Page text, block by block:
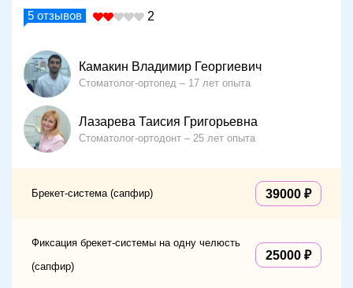
5 отзывов 2
Камакин Владимир Георгиевич
Стоматолог-ортопед 17 лет опыта
Лазарева Таисия Григорьевна
Стоматолог-ортодонт 25 лет опыта
Брекет-система (сапфир) 39000
Фиксация брекет-системы на одну челюсть
(сапфир)
25000